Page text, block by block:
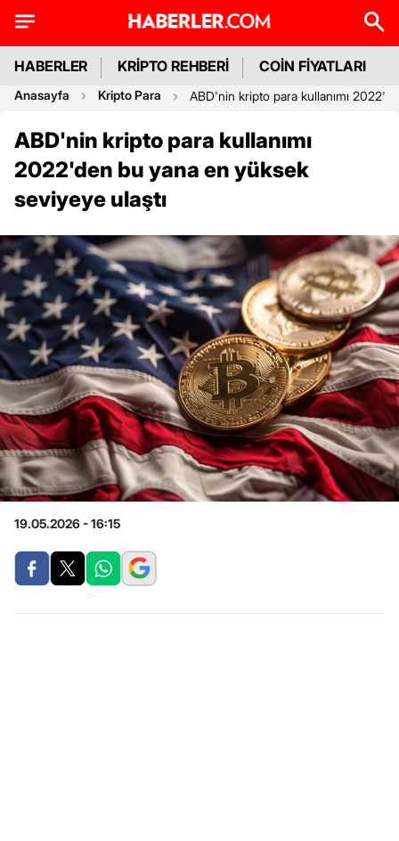
HABERLER KRİPTO REHBERİ COİN FİYATLARI
Anasayfa Kripto Para ABD'nin kripto para kullanımı
ABD'nin kripto para kullanımı
2022'den bu yana en yüksek
seviyeye ulaştı
19.05.2026 - 16:15